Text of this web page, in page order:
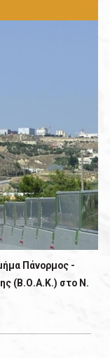
Πάνορμος -
(Β.Ο.Α.Κ.) στο Ν.